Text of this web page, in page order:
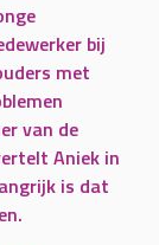
bij
met
van de
Aniek in
is dat